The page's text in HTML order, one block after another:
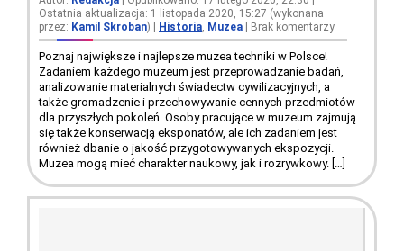
Ostatnia aktualizacja: 1 listopada 2020, 15:27 (wykonana
przez: Kamil Skroban) Historia, Muzea Brak komentarzy
Poznaj największe i najlepsze muzea techniki w Polsce!
Zadaniem każdego muzeum jest przeprowadzanie badań,
analizowanie materialnych świadectw cywilizacyjnych, a
także gromadzenie i przechowywanie cennych przedmiotów
dla przyszłych pokoleń. Osoby pracujące w muzeum zajmują
się także konserwacją eksponatów, ale ich zadaniem jest
również dbanie o jakość przygotowywanych ekspozycji.
Muzea mogą mieć charakter naukowy, jak i rozrywkowy. […]